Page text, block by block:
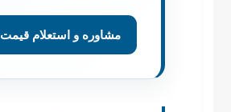
مشاوره و استعلام قیمت